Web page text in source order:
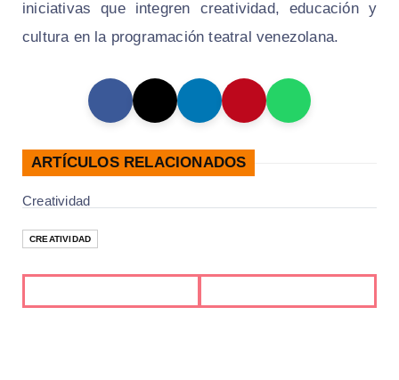
iniciativas que integren creatividad, educación y
cultura en la programación teatral venezolana.
ARTÍCULOS RELACIONADOS
Creatividad
CREATIVIDAD